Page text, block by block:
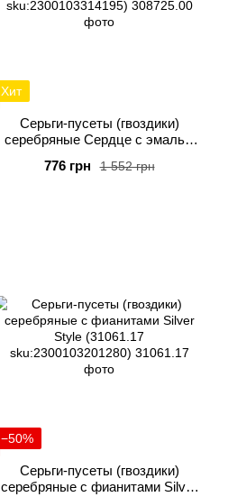
Хит
Серьги-пусеты (гвоздики)
серебряные Сердце с эмалью
sku:2300103314195)
1 552 грн
776 грн
−50%
Серьги-пусеты (гвоздики)
серебряные с фианитами Silver